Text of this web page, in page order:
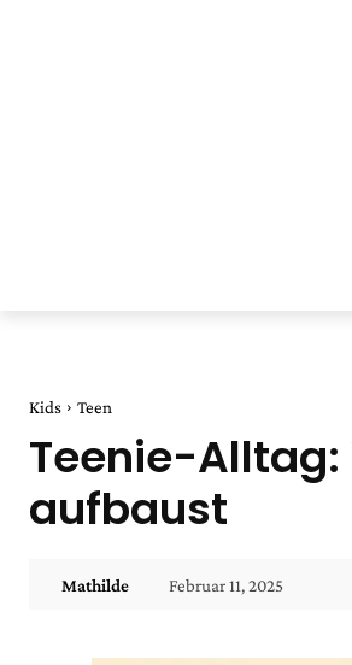
Kids Teen
Teenie-Alltag:
aufbaust
Mathilde Februar 11, 2025